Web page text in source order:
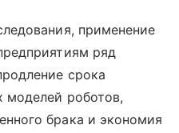
применение
ряд
срока
моделей роботов,
брака и экономия